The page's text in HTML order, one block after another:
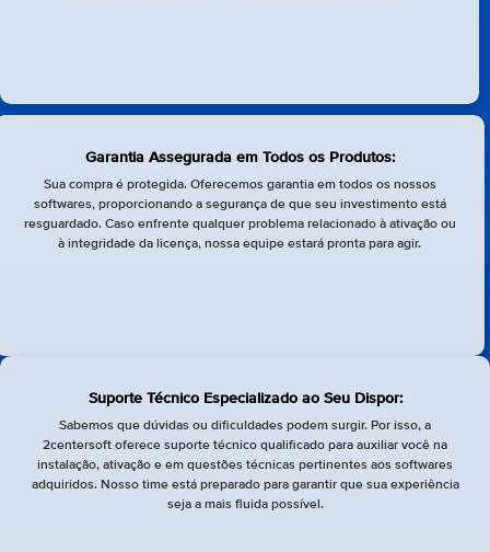
Garantia Assegurada em Todos os Produtos:
Sua compra é protegida. Oferecemos garantia em todos os nossos
softwares, proporcionando a segurança de que seu investimento está
resguardado. Caso enfrente qualquer problema relacionado à ativação ou
à integridade da licença, nossa equipe estará pronta para agir.
Suporte Técnico Especializado ao Seu Dispor:
Sabemos que dúvidas ou dificuldades podem surgir. Por isso, a
2centersoft oferece suporte técnico qualificado para auxiliar você na
instalação, ativação e em questões técnicas pertinentes aos softwares
adquiridos. Nosso time está preparado para garantir que sua experiência
seja a mais fluida possível.